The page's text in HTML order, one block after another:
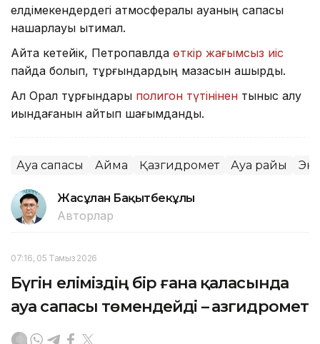
елдімекендердегі атмосфералық ауаның сапасы
нашарлауы ықтимал.
Айта кетейік, Петропавлда өткір жағымсыз иіс
пайда болып, тұрғындардың мазасын қашырды.
Ал Орал тұрғындары полигон түтінінен тыныс алу
қиындағанын айтып шағымданды.
Ауа сапасы Аймақ Қазгидромет Ауа райы
Жасұлан Бақытбекұлы
Авторлар
07:16, 05 Тамыз 2026
Бүгін еліміздің бір ғана қаласында
ауа сапасы төмендейді – Қазгидромет